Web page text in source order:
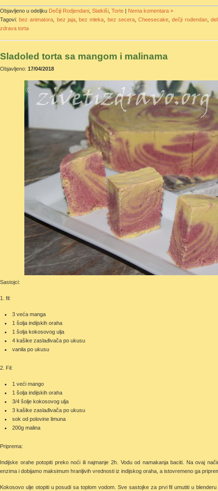
Objavljeno u odeljku Dečiji Rodjendani Slatkiši Torte | Nema komentara »
Tagovi:bez animatora bez jaja ,bez mleka bez secera ,Cheesecake ,dečji rođendan,
zdrava torta
Sladoled torta sa mangom i malinama
Objavljeno: 17/04/2018
Sastojci:
1. fil:
3 veća manga
1 šolja indijskih oraha
1 šolja kokosovog ulja
4 kašike zaslađivača po ukusu
vanila po ukusu
2. Fil:
1 veći mango
1 šolja indijskih oraha
3/4 šolje kokosovog ulja
3 kašike zaslađivača po ukusu
sok od polovine limuna
200g malina
Priprema:
Indijske orahe potopiti preko noći ili najmanje 2h. Vodu od namakanja baciti. Na ovaj
enzima i dobijamo maksimum hranljivih vrednosti iz indijskog oraha, a istovremeno ga
Kokosovo ulje otopiti u posudi sa toplom vodom. Sve sastojke za prvi fil umutiti u